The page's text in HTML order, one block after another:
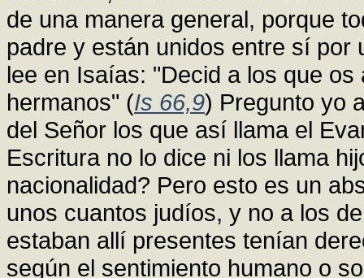
de una manera general, porque
padre y están unidos entre sí
lee en Isaías: "Decid a los que
hermanos" (Is 66,9) Pregunto yo
del Señor los que así llama el
Escritura no lo dice ni los llama
nacionalidad? Pero esto es un
unos cuantos judíos, y no a los
estaban allí presentes tenían
según el sentimiento humano o